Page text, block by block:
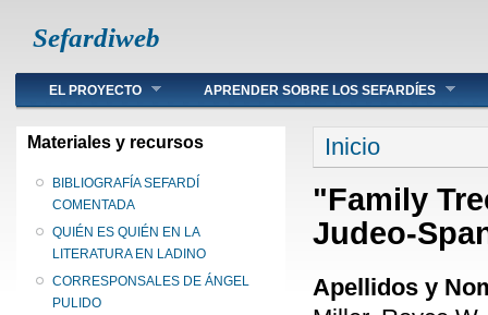
Sefardiweb
Main menu
EL PROYECTO APRENDER SOBRE LOS SEFARDÍES
Materiales y recursos
BIBLIOGRAFÍA SEFARDÍ
COMENTADA
QUIÉN ES QUIÉN EN LA
LITERATURA EN LADINO
CORRESPONSALES DE ÁNGEL
PULIDO
Se encuentra
Inicio
"Family
Judeo-
Apellidos y